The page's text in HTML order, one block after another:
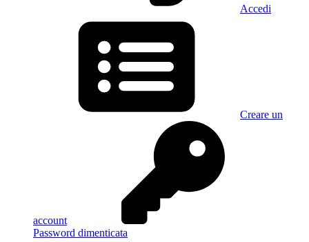
Accedi
Creare un
account
Password dimenticata